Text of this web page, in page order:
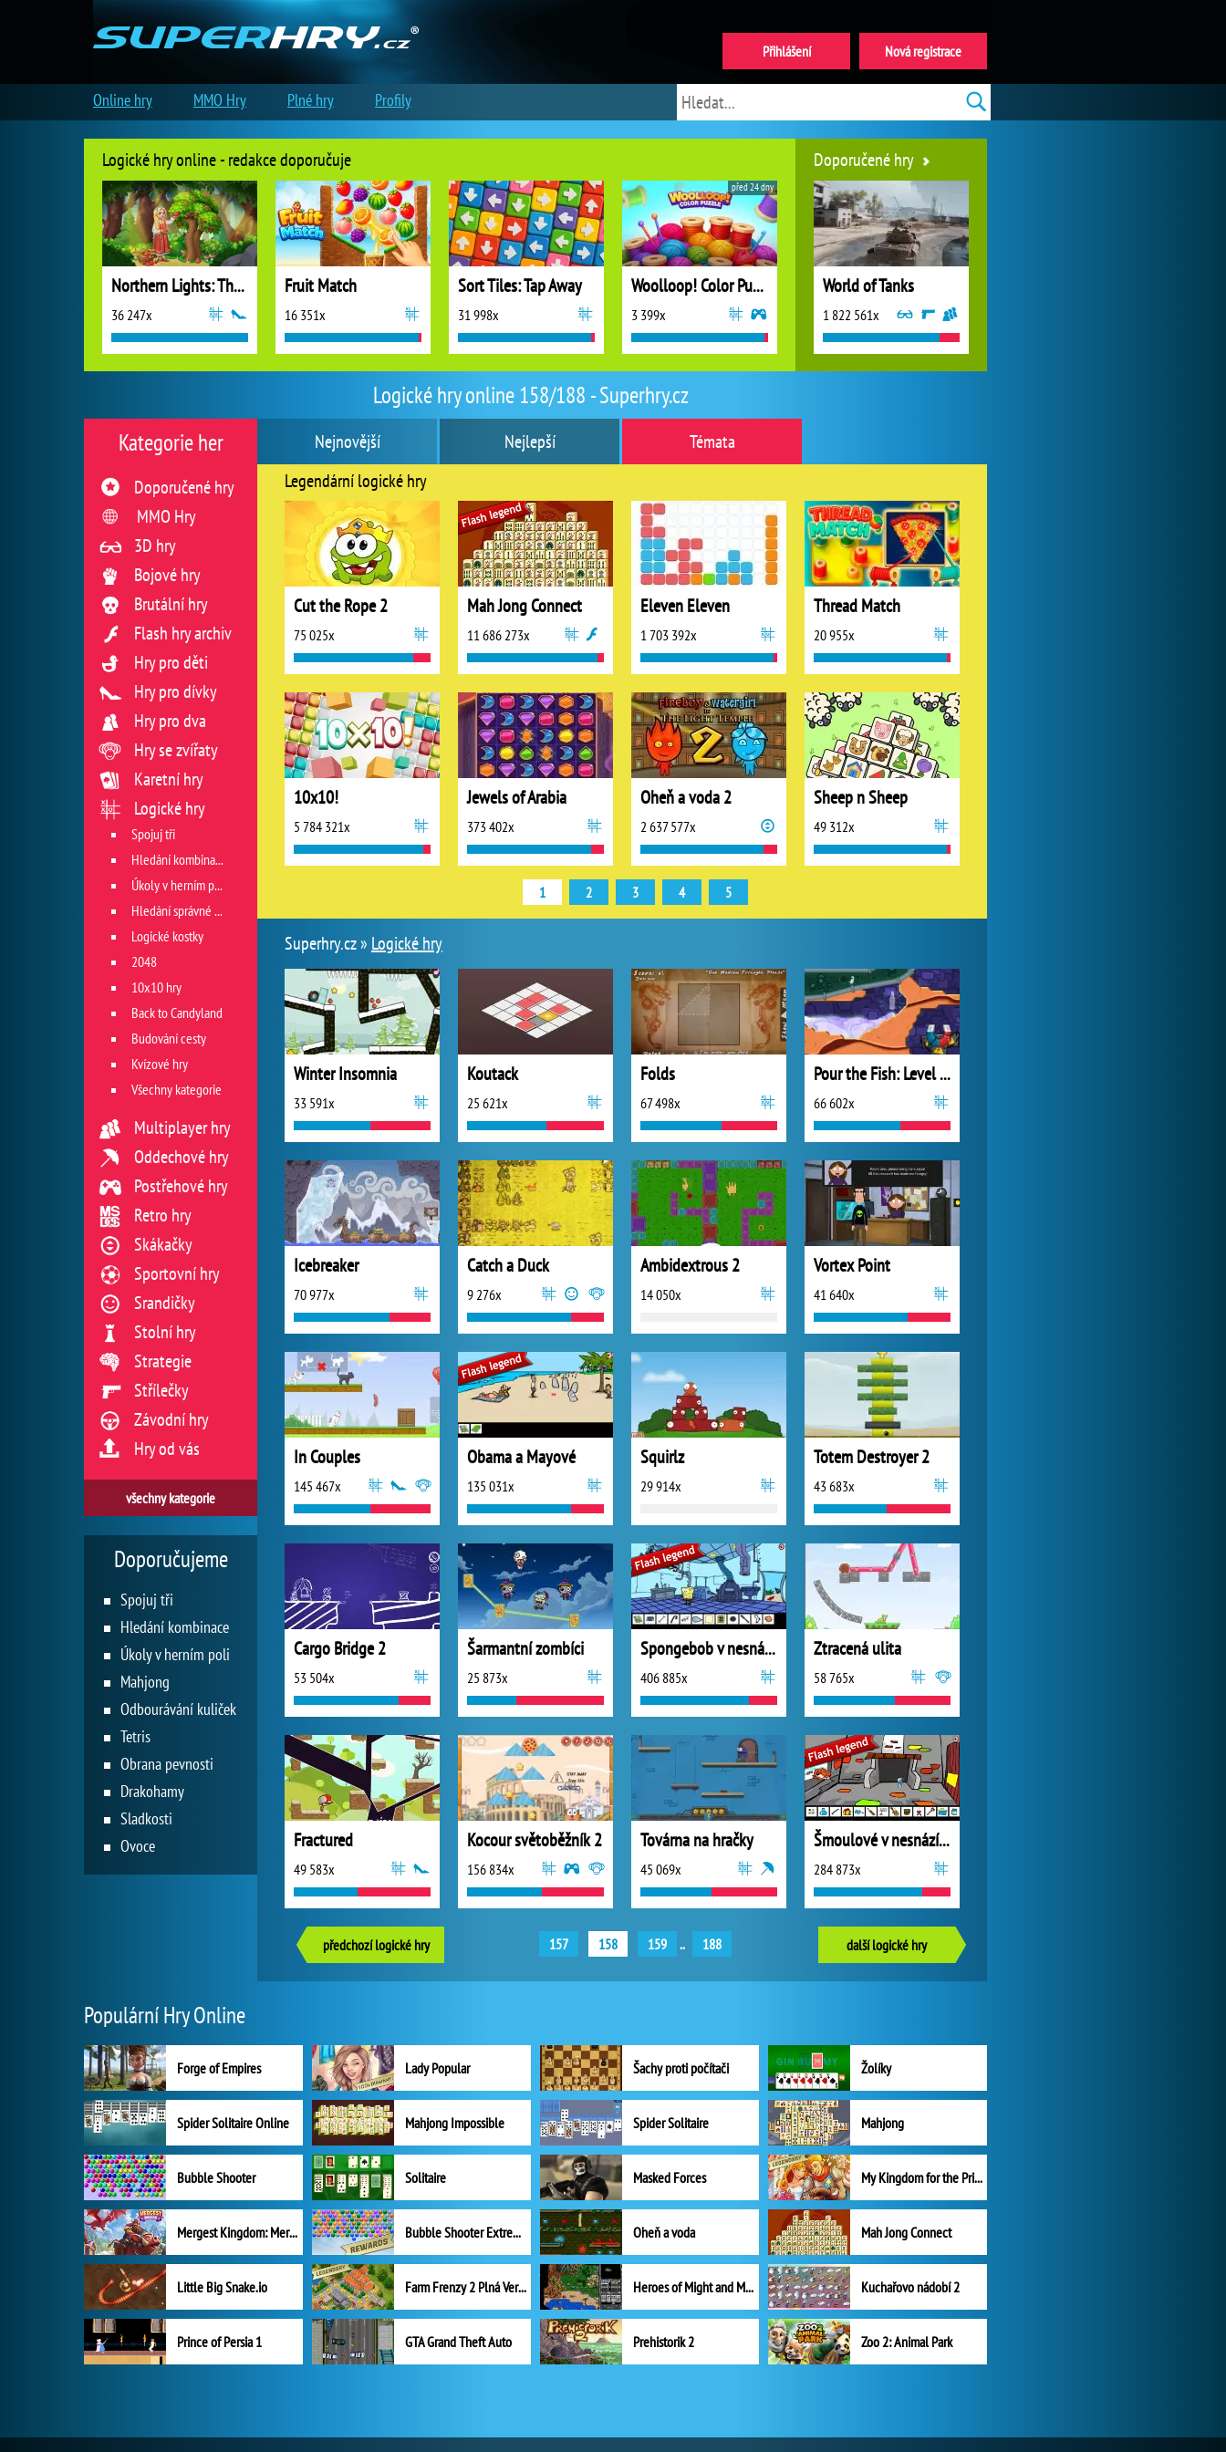
Logické hry online 158/188 - Superhry.cz
Nejnovější Nejlepší
Témata
Legendární logické hry
Cut the Rope 2
75 025x
Mah Jong Connect
11 686 273x
Eleven Eleven
1 703 392x
Thread Match
20 955x
10x10!
5 784 321x
Jewels of Arabia
373 402x
Oheň a voda 2
2 637 577x
Sheep n Sheep
49 312x
1 2 3 4 5
Superhry.cz » Logické hry
Winter Insomnia
33 591x
Koutack
25 621x
Folds
67 498x
Pour the Fish: Level Pack
66 602x
Icebreaker
70 977x
Catch a Duck
9 276x
Ambidextrous 2
14 050x
Vortex Point
41 640x
In Couples
145 467x
Obama a Mayové
135 031x
Squirlz
29 914x
Totem Destroyer 2
43 683x
Cargo Bridge 2
53 504x
Šarmantní zombíci
25 873x
Spongebob v nesnázích
406 885x
Ztracená ulita
58 765x
Fractured
49 583x
Kocour světoběžník 2
156 834x
Továrna na hračky
45 069x
Šmoulové v nesnázích
284 873x
předchozí logické hry 157 158 159 .. 188 další logické hry
Kategorie her
Doporučené hry
MMO Hry
3D hry
Bojové hry
Brutální hry
Flash hry archiv
Hry pro děti
Hry pro dívky
Hry pro dva
Hry se zvířaty
Karetní hry
Logické hry
Spojuj tři
Hledání kombinace
Úkoly v herním poli
Hledání správné cesty
Logické kostky
2048
10x10 hry
Back to Candyland
Budování cesty
Kvízové hry
Všechny kategorie
Multiplayer hry
Oddechové hry
Postřehové hry
Retro hry
Skákačky
Sportovní hry
Srandičky
Stolní hry
Strategie
Střílečky
Závodní hry
Hry od vás
všechny kategorie
Doporučujeme
Spojuj tři
Hledání kombinace
Úkoly v herním poli
Mahjong
Odbourávání kuliček
Tetris
Obrana pevnosti
Drakohamy
Sladkosti
Ovoce
Logické hry online - redakce doporučuje
Northern Lights: The Secret of the Forest
36 247x
Fruit Match
16 351x
Sort Tiles: Tap Away
31 998x
Woolloop! Color Puzzle
3 399x
před 24 dny
Doporučené hry
World of Tanks
1 822 561x
1 165 774x
Lady Popular
1 313 969x
My Free Zoo
Populární Hry Online
Forge of Empires Lady Popular Šachy proti počítači Žolíky
Spider Solitaire Online Mahjong Impossible Spider Solitaire Mahjong
Bubble Shooter Solitaire Masked Forces My Kingdom for the Princess Plná verze
Mergest Kingdom: Merge Puzzle Bubble Shooter Extreme Oheň a voda Mah Jong Connect
Little Big Snake.io Farm Frenzy 2 Plná Verze Heroes of Might and Magic II Kuchařovo nádobí 2
Prince of Persia 1 GTA Grand Theft Auto Prehistorik 2 Zoo 2: Animal Park
Nová registrace
Přihlášení
Online hry MMO Hry Plné hry Profily